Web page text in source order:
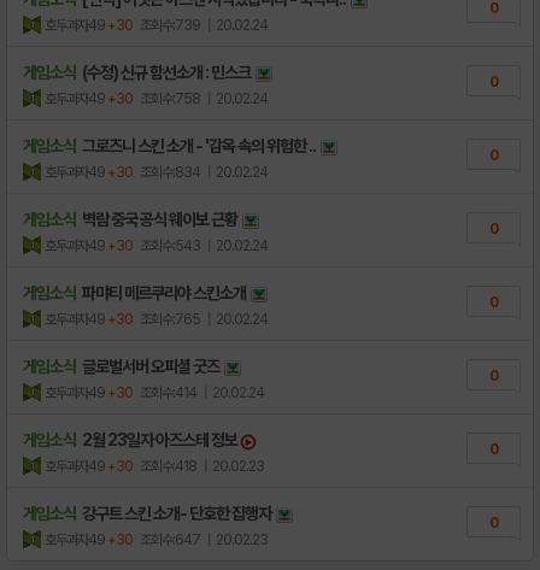
호두과자49 +30 조회수:739 | 20.02.24
0
게임소식 (수정) 신규 함선소개 : 민스크
호두과자49 +30 조회수:758 | 20.02.24
0
게임소식 그로즈니 스킨 소개 - '감옥 속의 위험한 ..
호두과자49 +30 조회수:834 | 20.02.24
0
게임소식 벽람 중국 공식 웨이보 근황
호두과자49 +30 조회수:543 | 20.02.24
0
게임소식 파먀티 메르쿠리야 스킨소개
호두과자49 +30 조회수:765 | 20.02.24
0
게임소식 글로벌서버 오피셜 굿즈
호두과자49 +30 조회수:414 | 20.02.24
0
게임소식 2월 23일자 아즈스테 정보
호두과자49 +30 조회수:418 | 20.02.23
0
게임소식 강구트 스킨 소개- 단호한 집행자
호두과자49 +30 조회수:647 | 20.02.23
0